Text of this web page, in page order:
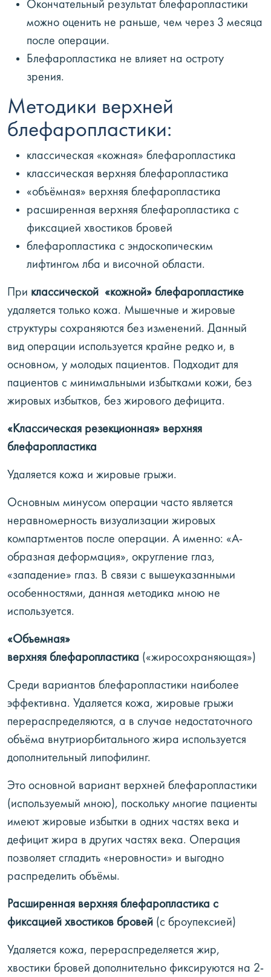
Окончательный результат блефаропластики
можно оценить не раньше, чем через 3 месяца
после операции.
Блефаропластика не влияет на остроту
зрения.
Методики верхней
блефаропластики:
классическая «кожная» блефаропластика
классическая верхняя блефаропластика
«объёмная» верхняя блефаропластика
расширенная верхняя блефаропластика с
фиксацией хвостиков бровей
блефаропластика с эндоскопическим
лифтингом лба и височной области.
При классической «кожной» блефаропластике
удаляется только кожа. Мышечные и жировые
структуры сохраняются без изменений. Данный
вид операции используется крайне редко и, в
основном, у молодых пациентов. Подходит для
пациентов с минимальными избытками кожи, без
жировых избытков, без жирового дефицита.
«Классическая резекционная» верхняя
блефаропластика
Удаляется кожа и жировые грыжи.
Основным минусом операции часто является
неравномерность визуализации жировых
компартментов после операции. А именно: «А-
образная деформация», округление глаз,
«западение» глаз. В связи с вышеуказанными
особенностями, данная методика мною не
используется.
«Объемная»
верхняя блефаропластика («жиросохраняющая»)
Среди вариантов блефаропластики наиболее
эффективна. Удаляется кожа, жировые грыжи
перераспределяются, а в случае недостаточного
объёма внутриорбитального жира используется
дополнительный липофилинг.
Это основной вариант верхней блефаропластики
(используемый мною), поскольку многие пациенты
имеют жировые избытки в одних частях века и
дефицит жира в других частях века. Операция
позволяет сгладить «неровности» и выгодно
распределить объёмы.
Расширенная верхняя блефаропластика с
фиксацией хвостиков бровей (с броупексией)
Удаляется кожа, перераспределяется жир,
хвостики бровей дополнительно фиксируются на 2-